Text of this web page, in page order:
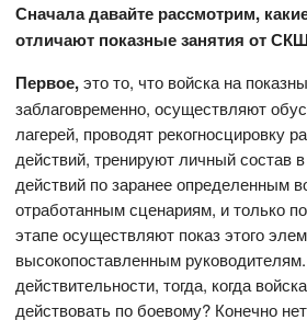
Сначала давайте рассмотрим,
отличают показные занятия от
Первое,это то, что войска на
заблаговременно, осуществляют
лагерей, проводят рекогносцировку
действий, тренируют личный состав
действий по заранее определенным
отработанным сценариям, и только
этапе осуществляют показ этого
высокопоставленным
действительности, тогда, когда
действовать по боевому? Конечно